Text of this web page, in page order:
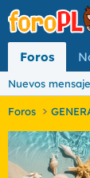
Foros
Nuevos
Foros